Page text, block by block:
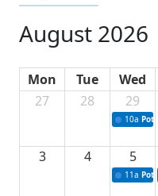
August 2026
Mon Tue Wed
27
28 29
10a
3 4 5
11a